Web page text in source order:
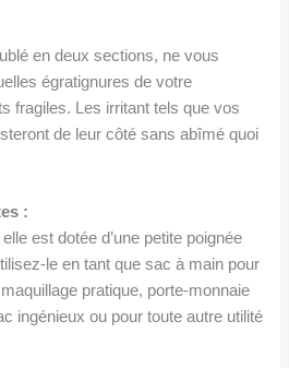
en deux sections, ne vous
égratignures de votre
fragiles. Les irritant tels que vos
de leur côté sans abîmé quoi
:
est dotée d’une petite poignée
le en tant que sac à main pour
pratique, porte-monnaie
ingénieux ou pour toute autre utilité